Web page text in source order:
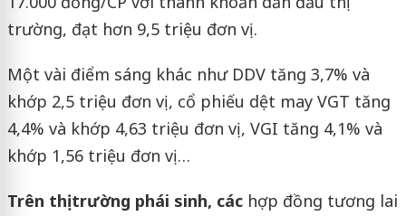
trường, đạt hơn 9,5 triệu đơn vị.
Một vài điểm sáng khác như DDV tăng 3,7% và
khớp 2,5 triệu đơn vị, cổ phiếu dệt may VGT tăng
4,4% và khớp 4,63 triệu đơn vị, VGI tăng 4,1% và
khớp 1,56 triệu đơn vị…
Trên thị trường phái sinh, các hợp đồng tương lai